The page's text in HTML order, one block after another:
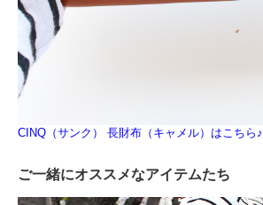
CINQ（サンク） 長財布（キャメル）はこちら♪
ご一緒にオススメなアイテムたち